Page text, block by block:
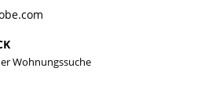
Wohnungssuche